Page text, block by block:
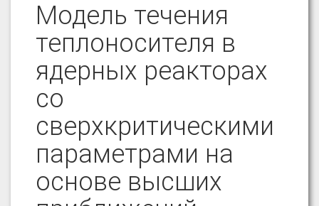
Модель течения
теплоносителя в
ядерных реакторах
со
сверхкритическими
параметрами на
основе высших